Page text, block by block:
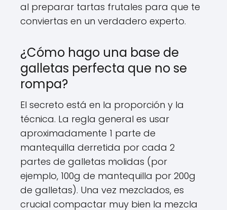
al preparar tartas frutales para que te
conviertas en un verdadero experto.
¿Cómo hago una base de
galletas perfecta que no se
rompa?
El secreto está en la proporción y la
técnica. La regla general es usar
aproximadamente 1 parte de
mantequilla derretida por cada 2
partes de galletas molidas (por
ejemplo, 100g de mantequilla por 200g
de galletas). Una vez mezclados, es
crucial compactar muy bien la mezcla